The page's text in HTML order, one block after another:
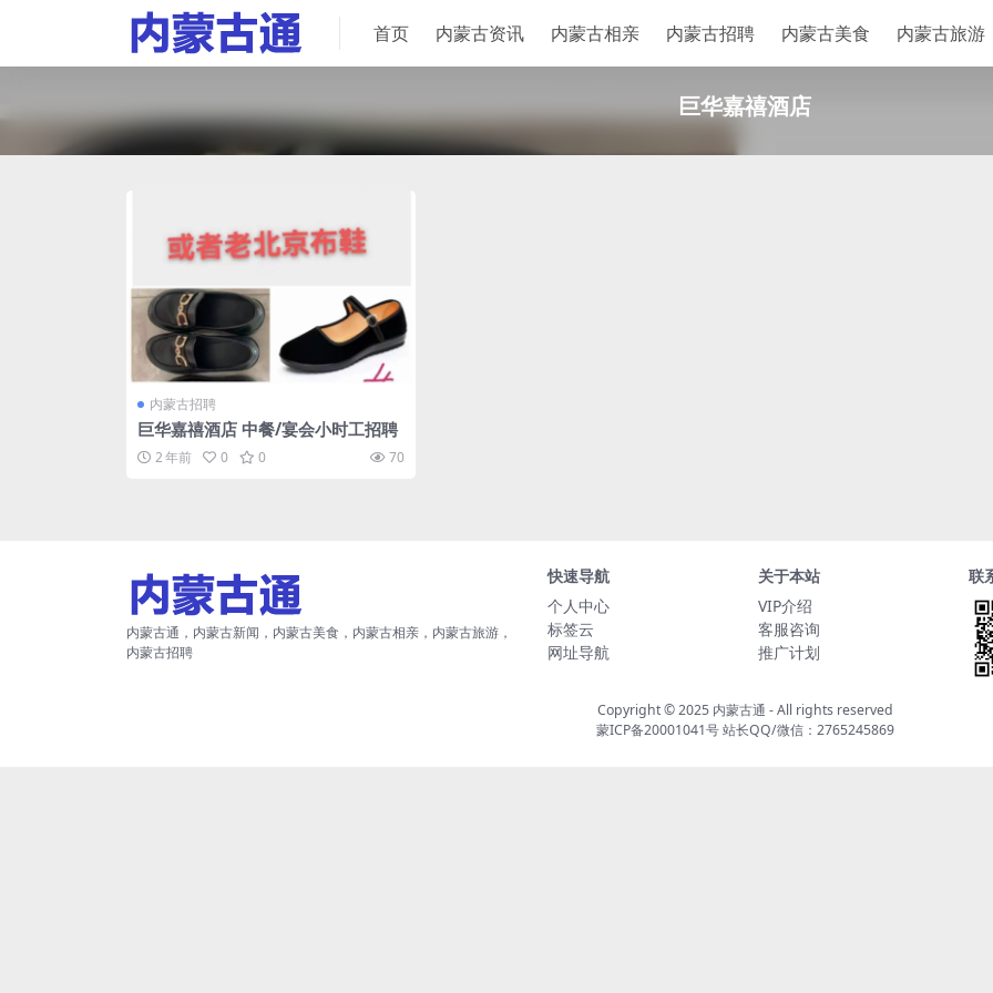
首页 内蒙古资讯 内蒙古相亲 内蒙古招聘 内蒙古美食 内蒙古旅游
巨华嘉禧酒店
内蒙古招聘
巨华嘉禧酒店 中餐/宴会小时工招聘
2 年前 0 0 70
内蒙古通，内蒙古新闻，内蒙古美食，内蒙古相亲，内蒙古旅游，
内蒙古招聘
快速导航
个人中心
标签云
网址导航
关于本站
VIP介绍
客服咨询
推广计划
联
Copyright © 2025 内蒙古通 - All rights reserved
蒙ICP备20001041号站长QQ/微信：2765245869